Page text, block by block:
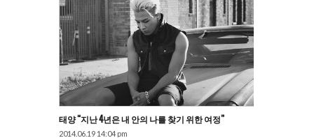
태양 “지난 4년은 내 안의 나를 찾기 위한 여정”
2014.06.19 14:04 pm